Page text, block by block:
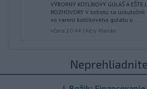
VÝBORNÝ KOTLÍKOVÝ GULÁŠ A EŠTE
ROZHOVORY V sobotu sa
vo varení kotlíkového gulášu o ...
včera 20:44 | Kéry Marián
Neprehliadnite